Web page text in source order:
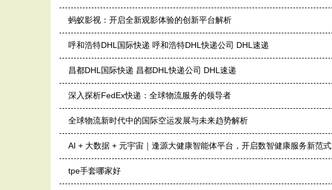
蚂蚁影视：开启全新观影体验的创新平台解析
呼和浩特DHL国际快递 呼和浩特DHL快递公司 DHL速递
昌都DHL国际快递 昌都DHL快递公司 DHL速递
深入探析FedEx快递：全球物流服务的领导者
全球物流新时代中的国际空运发展与未来趋势解析
AI + 大数据 + 元宇宙｜逢源大健康智能体平台，开启数智健康服务新范式
tpe手套哪家好